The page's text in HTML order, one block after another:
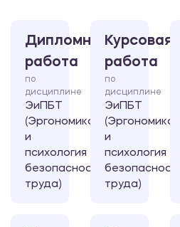
Дипломная
работа
по
дисциплине
ЭиПБТ
(Эргономика
и
психология
безопасности
труда)
Курсовая
работа
по
дисциплине
ЭиПБТ
(Эргономика
и
психология
безопасности
труда)